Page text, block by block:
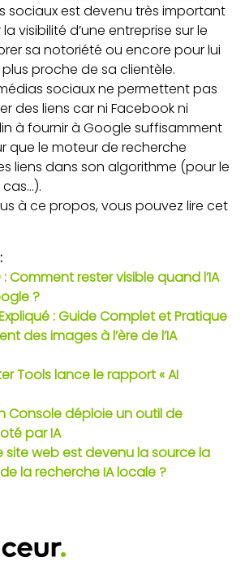
sociaux est devenu très important
visibilité d’une entreprise sur le
sa notoriété ou encore pour lui
proche de sa clientèle.
sociaux ne permettent pas
des liens car ni Facebook ni
à fournir à Google suffisamment
que le moteur de recherche
liens dans son algorithme (pour le
à ce propos, vous pouvez lire cet
: Comment rester visible quand l’IA
?
: Guide Complet et Pratique
des images à l’ère de l’IA
Tools lance le rapport « AI
Console déploie un outil de
par IA
site web est devenu la source la
la recherche IA locale ?